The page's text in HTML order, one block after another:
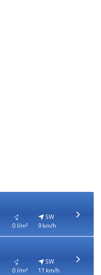
0 l/m²
SW
9 km/h
0 l/m²
SW
11 km/h